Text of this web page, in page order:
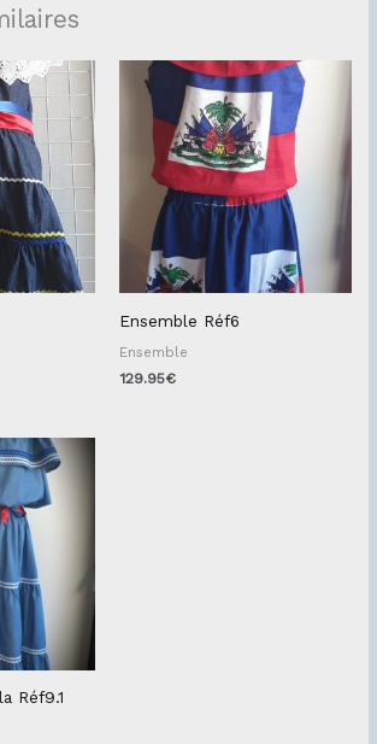
Ensemble Réf6
Ensemble
129.95€
Réf9.1